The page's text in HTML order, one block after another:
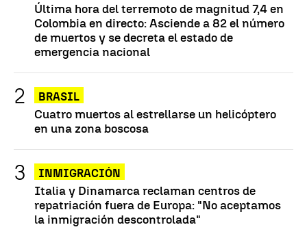
Última hora del terremoto de magnitud 7,4 en
Colombia en directo: Asciende a 82 el número
de muertos y se decreta el estado de
emergencia nacional
BRASIL
Cuatro muertos al estrellarse un helicóptero
en una zona boscosa
INMIGRACIÓN
Italia y Dinamarca reclaman centros de
repatriación fuera de Europa: "No aceptamos
la inmigración descontrolada"